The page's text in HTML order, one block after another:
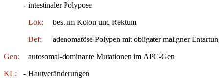
- intestinaler Polypose
Lok: bes. im Kolon und Rektum
Bef: adenomatöse Polypen mit obligater maligner
Gen: autosomal-dominante Mutationen im APC-Gen
KL: - Hautveränderungen